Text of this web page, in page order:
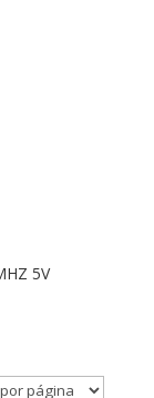
5V